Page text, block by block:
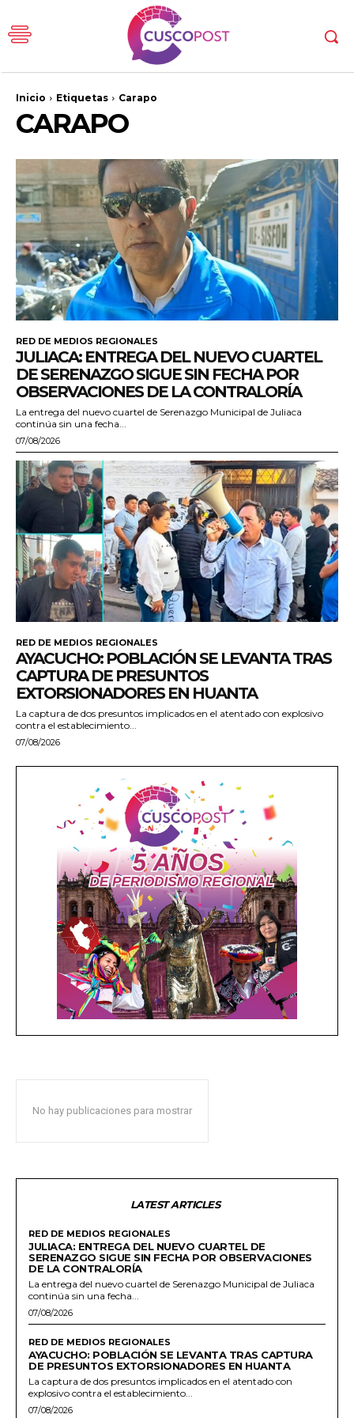
Inicio Etiquetas Carapo
CARAPO
RED DE MEDIOS REGIONALES
JULIACA: ENTREGA DEL NUEVO CUARTEL
DE SERENAZGO SIGUE SIN FECHA POR
OBSERVACIONES DE LA CONTRALORÍA
La entrega del nuevo cuartel de Serenazgo Municipal de Juliaca
continúa sin una fecha...
07/08/2026
RED DE MEDIOS REGIONALES
AYACUCHO: POBLACIÓN SE LEVANTA TRAS
CAPTURA DE PRESUNTOS
EXTORSIONADORES EN HUANTA
La captura de dos presuntos implicados en el atentado con explosivo
contra el establecimiento...
07/08/2026
No hay publicaciones para mostrar
LATEST ARTICLES
RED DE MEDIOS REGIONALES
JULIACA: ENTREGA DEL NUEVO CUARTEL DE
SERENAZGO SIGUE SIN FECHA POR OBSERVACIONES
DE LA CONTRALORÍA
La entrega del nuevo cuartel de Serenazgo Municipal de Juliaca
continúa sin una fecha...
07/08/2026
RED DE MEDIOS REGIONALES
AYACUCHO: POBLACIÓN SE LEVANTA TRAS CAPTURA
DE PRESUNTOS EXTORSIONADORES EN HUANTA
La captura de dos presuntos implicados en el atentado con
explosivo contra el establecimiento...
07/08/2026